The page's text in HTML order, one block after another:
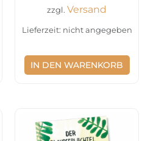
zzgl. Versand
Lieferzeit: nicht angegeben
IN DEN WARENKORB